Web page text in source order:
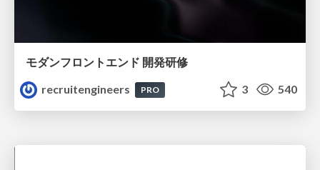
モダンフロントエンド 開発研修
recruitengineers
PRO 3 540